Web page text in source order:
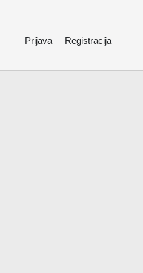
Prijava Registracija